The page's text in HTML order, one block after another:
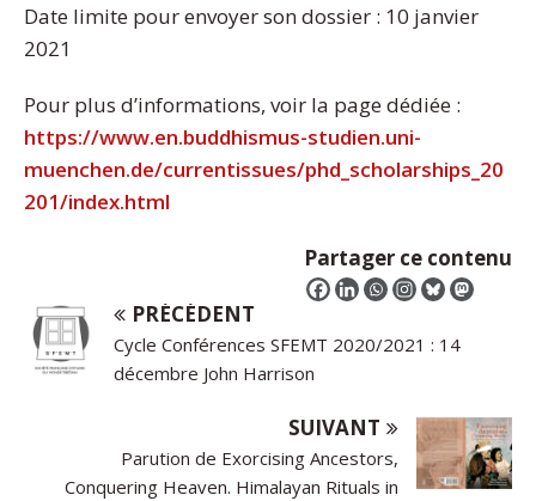
Date limite pour envoyer son dossier : 10 janvier
2021
Pour plus d’informations, voir la page dédiée :
https://www.en.buddhismus-studien.uni-
muenchen.de/currentissues/phd_scholarships_20
201/index.html
Partager ce contenu
PRÉCÉDENT
Cycle Conférences SFEMT 2020/2021 : 14
décembre John Harrison
SUIVANT
Parution de Exorcising Ancestors,
Conquering Heaven. Himalayan Rituals in